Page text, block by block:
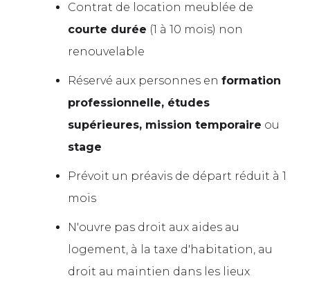
Contrat de location meublée de
courte durée (1 à 10 mois) non
renouvelable
Réservé aux personnes en formation
professionnelle, études
supérieures, mission temporaire ou
stage
Prévoit un préavis de départ réduit à 1
mois
N'ouvre pas droit aux aides au
logement, à la taxe d'habitation, au
droit au maintien dans les lieux